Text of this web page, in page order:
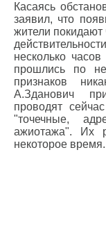
Касаясь
заявил, что
жители покидают
несколько
прошлись по
признаков
А.Зданович
проводят
"точечные,
ажиотажа". Их
некоторое время.